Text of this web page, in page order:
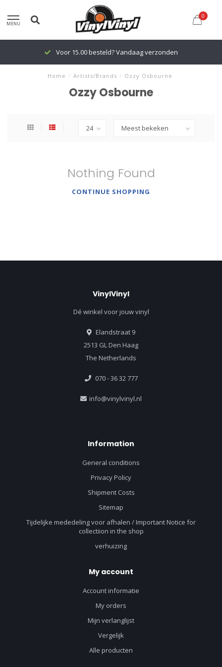
MENU
0
Voor 15.00 besteld? Vandaag verzonden
Home / Artists/Brands / Ozzy Osbourne
Ozzy Osbourne
Nothing Found
CONTINUE SHOPPING
VinylVinyl
Dé winkel voor jouw vinyl
Elandstraat 9
2513 GL Den Haag
The Netherlands
070 - 36 32 777
info@vinylvinyl.nl
Information
General conditions
Privacy Policy
Shipment Costs
Sitemap
Tijdelijke mededeling voor afhalen / Important Notice for
collectiion in the shop
verhuizing
My account
Account informatie
My orders
Mijn verlanglijst
Vergelijk
Alle producten